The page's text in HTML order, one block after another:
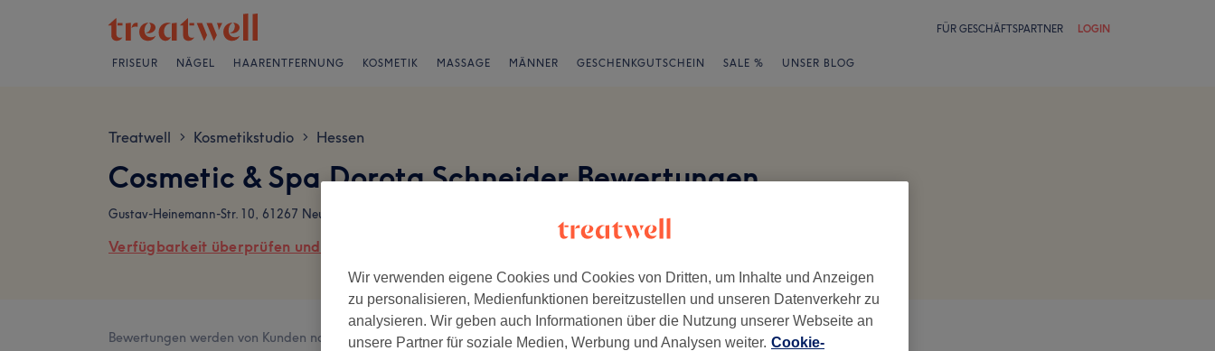
FÜR GESCHÄFTSPARTNER LOGIN
FRISEUR NÄGEL HAARENTFERNUNG KOSMETIK MASSAGE MÄNNER GESCHENKGUTSCHEIN SALE % UNSER BLOG
Treatwell > Kosmetikstudio > Hessen
Cosmetic & Spa Dorota Schneider Bewertungen
Gustav-Heinemann-Str. 10, 61267 Neu Anspach
Verfügbarkeit überprüfen und online buchen
Bewertungen werden von Kunden nach ihrem Besuch geschrieben.
Wir verwenden eigene Cookies und Cookies von Dritten, um Inhalte und Anzeigen
zu personalisieren, Medienfunktionen bereitzustellen und unseren Datenverkehr zu
analysieren. Wir geben auch Informationen über die Nutzung unserer Webseite an
unsere Partner für soziale Medien, Werbung und Analysen weiter. Cookie-